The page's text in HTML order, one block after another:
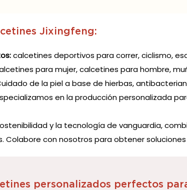
Jixingfeng:
calcetines deportivos para correr, ciclismo,
para mujer, calcetines para hombre,
de la piel a base de hierbas,
en la producción personalizada
y la tecnología de vanguardia,
Colabore con nosotros para obtener
personalizados perfectos